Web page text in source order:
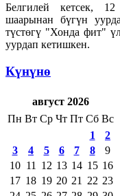
Белгилей кетсек,
шаарынан бүгүн
түстөгү "Хонда фит"
уурдап кетишкен.
Күнүнө
август 2026
Пн Вт Ср Чт Пт Сб Вс
1
2
3
4 5 6 7 8
9
10 11 12 13 14 15 16
17 18 19 20 21 22 23